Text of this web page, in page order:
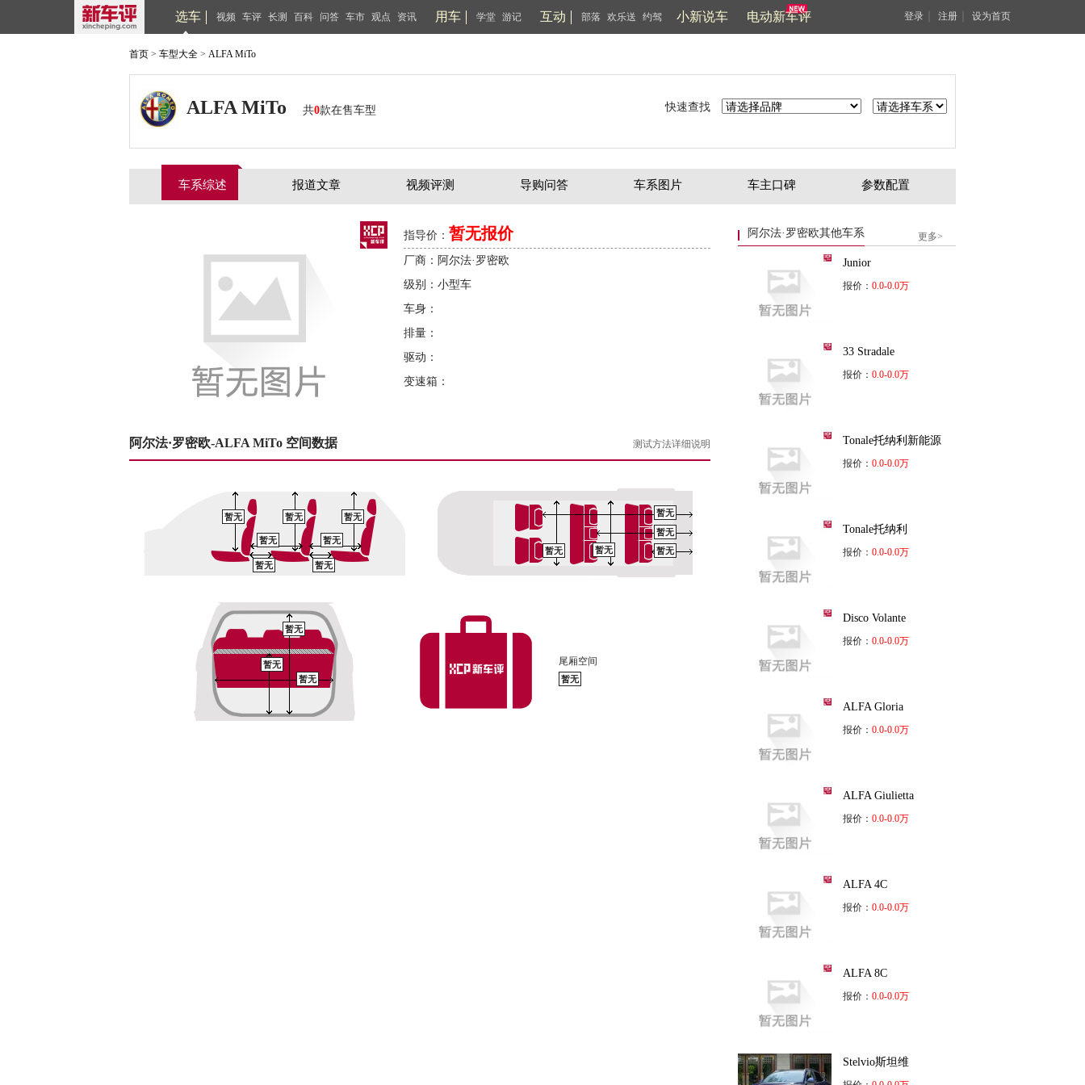
选车 视频 车评 长测 百科 问答 车市 观点 资讯 用车 学堂 游记 互动 部落 欢乐送 约驾 小新说车 电动新车评 登录 注册 设为首页
首页 > 车型大全 > ALFA MiTo
ALFA MiTo 共0款在售车型 快速查找
车系综述 报道文章 视频评测 导购问答 车系图片 车主口碑 参数配置
指导价： 暂无报价
厂商：阿尔法·罗密欧
级别：小型车
车身：
排量：
驱动：
变速箱：
测试方法详细说明
阿尔法·罗密欧-ALFA MiTo 空间数据
暂无 暂无 暂无
暂无
暂无 暂无
暂无
暂无
暂无
暂无
暂无
暂无
暂无
暂无
暂无
尾厢空间
暂无
阿尔法·罗密欧其他车系 更多>
Junior
报价： 0.0-0.0万
33 Stradale
报价： 0.0-0.0万
Tonale托纳利新能源
报价： 0.0-0.0万
Tonale托纳利
报价： 0.0-0.0万
Disco Volante
报价： 0.0-0.0万
ALFA Gloria
报价： 0.0-0.0万
ALFA Giulietta
报价： 0.0-0.0万
ALFA 4C
报价： 0.0-0.0万
ALFA 8C
报价： 0.0-0.0万
Stelvio斯坦维